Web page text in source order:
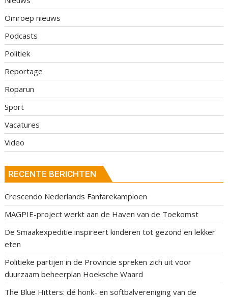
Omroep nieuws
Podcasts
Politiek
Reportage
Roparun
Sport
Vacatures
Video
RECENTE BERICHTEN
Crescendo Nederlands Fanfarekampioen
MAGPIE-project werkt aan de Haven van de Toekomst
De Smaakexpeditie inspireert kinderen tot gezond en lekker
eten
Politieke partijen in de Provincie spreken zich uit voor
duurzaam beheerplan Hoeksche Waard
The Blue Hitters: dé honk- en softbalvereniging van de